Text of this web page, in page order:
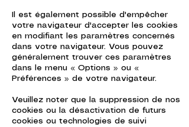
Il est également possible d'empêcher
votre navigateur d'accepter les cookies
en modifiant les paramètres concernés
dans votre navigateur. Vous pouvez
généralement trouver ces paramètres
dans le menu « Options » ou «
Préférences » de votre navigateur.
Veuillez noter que la suppression de nos
cookies ou la désactivation de futurs
cookies ou technologies de suivi